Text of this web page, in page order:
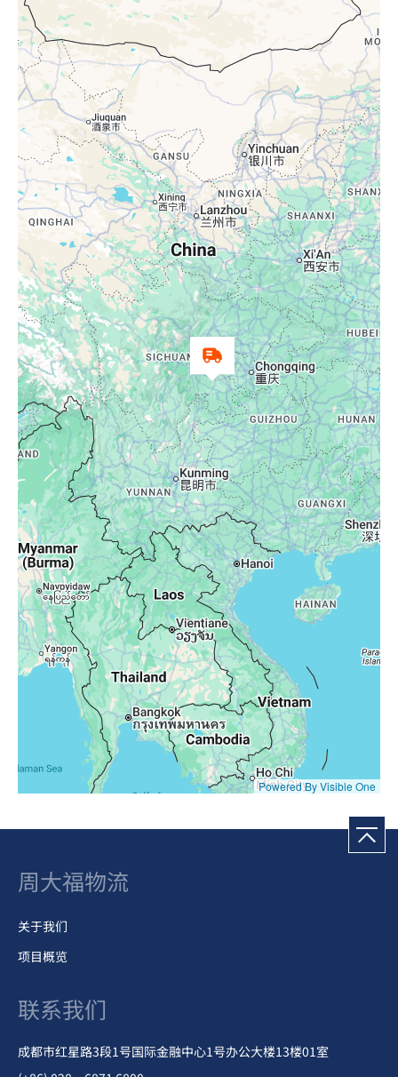
周大福物流新都物流中心
四川省成都市，新都区福海路525号，中
92,602 平方米
Powered By Visible One
周大福物流
关于我们
项目概览
联系我们
成都市红星路3段1号国际金融中心1号办公大楼13楼01室